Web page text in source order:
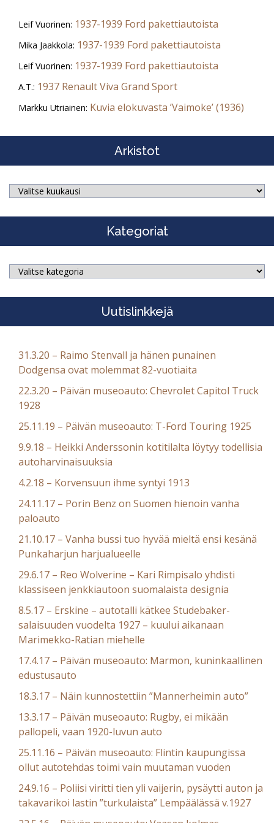
Leif Vuorinen: 1937-1939 Ford pakettiautoista
Mika Jaakkola: 1937-1939 Ford pakettiautoista
Leif Vuorinen: 1937-1939 Ford pakettiautoista
A.T.: 1937 Renault Viva Grand Sport
Markku Utriainen: Kuvia elokuvasta ’Vaimoke’ (1936)
Arkistot
Arkistot
Kategoriat
Kategoriat
Uutislinkkejä
31.3.20 – Raimo Stenvall ja hänen punainen
Dodgensa ovat molemmat 82-vuotiaita
22.3.20 – Päivän museoauto: Chevrolet Capitol Truck
1928
25.11.19 – Päivän museoauto: T-Ford Touring 1925
9.9.18 – Heikki Anderssonin kotitilalta löytyy todellisia
autoharvinaisuuksia
4.2.18 – Korvensuun ihme syntyi 1913
24.11.17 – Porin Benz on Suomen hienoin vanha
paloauto
21.10.17 – Vanha bussi tuo hyvää mieltä ensi kesänä
Punkaharjun harjualueelle
29.6.17 – Reo Wolverine – Kari Rimpisalo yhdisti
klassiseen jenkkiautoon suomalaista designia
8.5.17 – Erskine – autotalli kätkee Studebaker-
salaisuuden vuodelta 1927 – kuului aikanaan
Marimekko-Ratian miehelle
17.4.17 – Päivän museoauto: Marmon, kuninkaallinen
edustusauto
18.3.17 – Näin kunnostettiin ”Mannerheimin auto”
13.3.17 – Päivän museoauto: Rugby, ei mikään
pallopeli, vaan 1920-luvun auto
25.11.16 – Päivän museoauto: Flintin kaupungissa
ollut autotehdas toimi vain muutaman vuoden
24.9.16 – Poliisi viritti tien yli vaijerin, pysäytti auton ja
takavarikoi lastin ”turkulaista” Lempäälässä v.1927